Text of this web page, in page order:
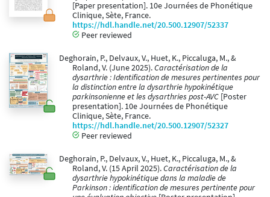
[Paper presentation]. 10e Journées de Phonétique
Clinique, Sète, France.
https://hdl.handle.net/20.500.12907/52337
Peer reviewed
Deghorain, P., Delvaux, V., Huet, K., Piccaluga, M., &
Roland, V. (June 2025).Caractérisation de la
dysarthrie : Identification de mesures pertinentes pour
la distinction entre la dysarthrie hypokinétique
parkinsonienne et les dysarthries post-AVC [Poster
presentation]. 10e Journées de Phonétique
Clinique, Sète, France.
https://hdl.handle.net/20.500.12907/52327
Peer reviewed
Deghorain, P., Delvaux, V., Huet, K., Piccaluga, M., &
Roland, V. (15 April 2025).Caractérisation de la
dysarthrie hypokinétique dans la maladie de
Parkinson : identification de mesures pertinente pour